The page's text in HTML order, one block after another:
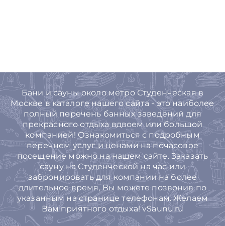
Бани и сауны около метро Студенческая в
Москве в каталоге нашего сайта - это наиболее
полный перечень банных заведений для
прекрасного отдыха вдвоем или большой
компанией! Ознакомиться с подробным
перечнем услуг и ценами на почасовое
посещение можно на нашем сайте. Заказать
сауну на Студенческой на час или
забронировать для компании на более
длительное время, Вы можете позвонив по
указанным на странице телефонам. Желаем
Вам приятного отдыха! vSaunu.ru